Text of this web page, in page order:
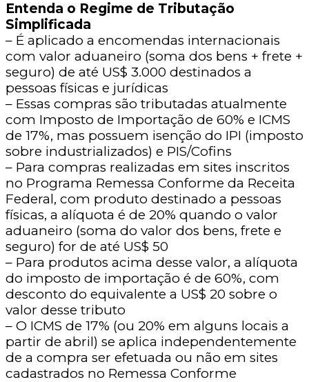
Entenda o Regime de Tributação
Simplificada
– É aplicado a encomendas internacionais
com valor aduaneiro (soma dos bens + frete +
seguro) de até US$ 3.000 destinados a
pessoas físicas e jurídicas
– Essas compras são tributadas atualmente
com Imposto de Importação de 60% e ICMS
de 17%, mas possuem isenção do IPI (imposto
sobre industrializados) e PIS/Cofins
– Para compras realizadas em sites inscritos
no Programa Remessa Conforme da Receita
Federal, com produto destinado a pessoas
físicas, a alíquota é de 20% quando o valor
aduaneiro (soma do valor dos bens, frete e
seguro) for de até US$ 50
– Para produtos acima desse valor, a alíquota
do imposto de importação é de 60%, com
desconto do equivalente a US$ 20 sobre o
valor desse tributo
– O ICMS de 17% (ou 20% em alguns locais a
partir de abril) se aplica independentemente
de a compra ser efetuada ou não em sites
cadastrados no Remessa Conforme